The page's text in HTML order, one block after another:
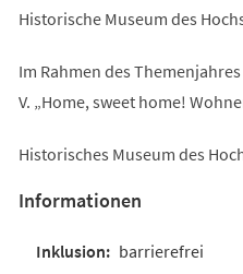
Historische Museum des
Im Rahmen des
V. „Home, sweet home!
Historisches Museum des
Informationen
barrierefrei